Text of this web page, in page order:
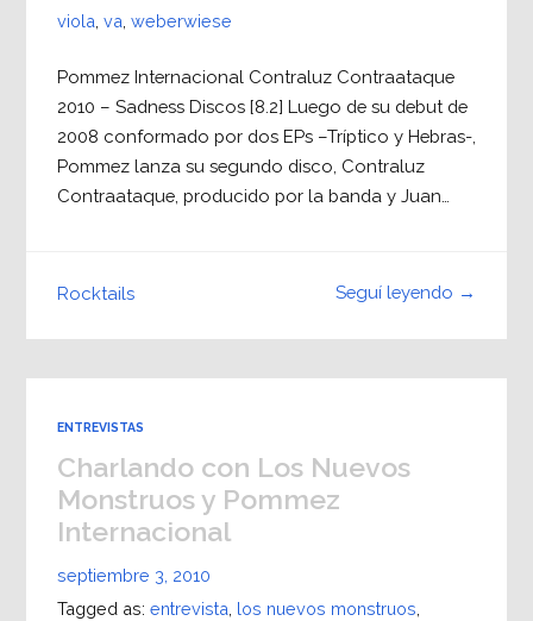
viola va weberwiese
Pommez Internacional Contraluz Contraataque
2010 – Sadness Discos [8.2] Luego de su debut de
2008 conformado por dos EPs –Tríptico y Hebras-,
Pommez lanza su segundo disco, Contraluz
Contraataque, producido por la banda y Juan…
Seguí leyendo →
Rocktails
ENTREVISTAS
Charlando con Los Nuevos
Monstruos y Pommez
Internacional
septiembre 3, 2010
Tagged as: entrevista los nuevos monstruos